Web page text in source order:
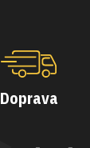
Doprava